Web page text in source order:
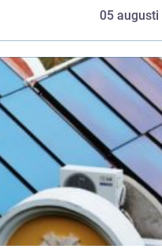
05 augusti